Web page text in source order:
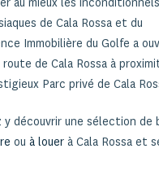
de Cala Rossa et du
Immobilière du Golfe a
de Cala Rossa à
Parc privé de Cala
y découvrir une sélection de
ou à louerà Cala Rossa et